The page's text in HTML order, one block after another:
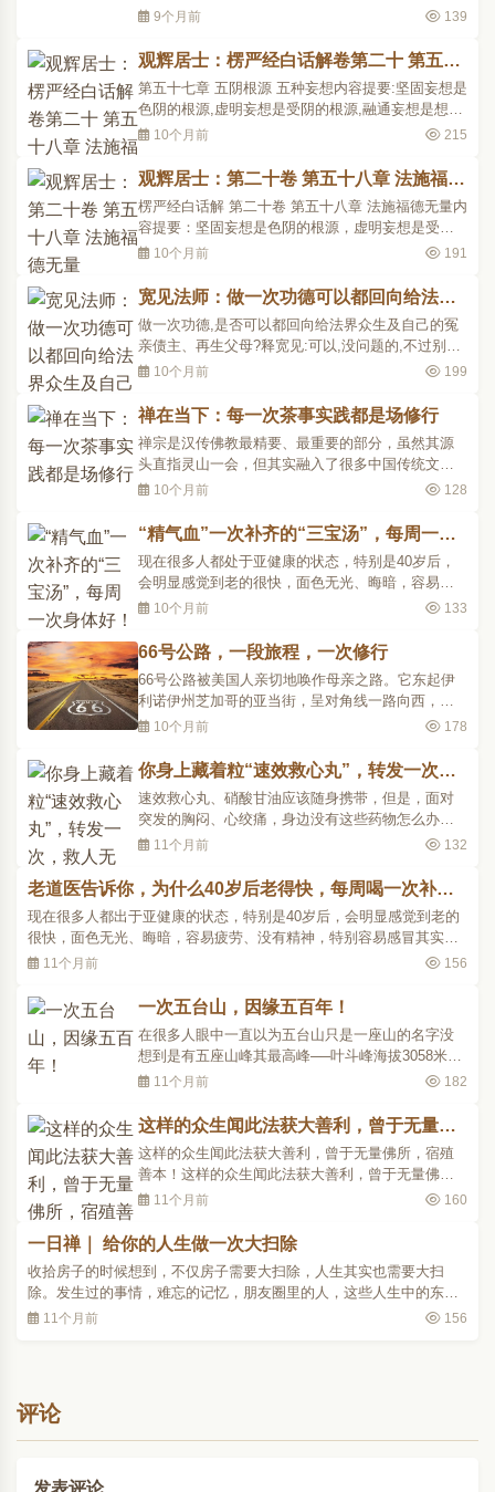
了什么?学佛就是学一种心理平衡，心里不要去争空
心。平衡自己的身心就是要心态好。无量心就是气
量大。有无量心，任何心都能够安抚住。怎么叫任
何心都能安抚住..
9个月前 139
观辉居士：楞严经白话解卷第二十 第五十
八章 法施福德无量
第五十七章 五阴根源 五种妄想内容提要:坚固妄想是
色阴的根源,虚明妄想是受阴的根源,融通妄想是想阴
的根源,幽隐妄想是行阴的根源,颠倒细微精想就是识
际,记与忘是想阴的边际,生与灭是行阴的边际,前四阴
是否湛然是识阴的边际。原文阿难即从座起,闻佛示
诲,..
10个月前 215
观辉居士：第二十卷 第五十八章 法施福德
无量
楞严经白话解 第二十卷 第五十八章 法施福德无量内
容提要：坚固妄想是色阴的根源，虚明妄想是受阴
的根源，融通妄想是想阴的根源，幽隐妄想是行阴
色阴的边际，触及离是受阴的边际，记与忘是想阴
的边际，生与灭是行阴的边际，前四阴是否湛然是
识阴的边际。..
10个月前 191
宽见法师：做一次功德可以都回向给法界
众生及自己的冤亲、再生父母？
做一次功德,是否可以都回向给法界众生及自己的冤
亲债主、再生父母?释宽见:可以,没问题的,不过别把
自己搞得太忙,太忙也受不了的 :)※※:师父说没问题,
回向文有些长,那怎样回向才能令怨亲债主、家人受
益,又不致忙乱呢?释宽见:你之所以把自己搞得太累,
是因..
10个月前 199
禅在当下：每一次茶事实践都是场修行
禅宗是汉传佛教最精要、最重要的部分，虽然其源
头直指灵山一会，但其实融入了很多中国传统文化
内容和人文精神，是完全汉化了的佛法。禅宗强调
完成的。所以禅不离于我们的日常生活，禅就在生
活应用之中，或者说，禅就是生活本身。我们要求
得解脱，要证悟到..
10个月前 128
“精气血”一次补齐的“三宝汤”，每周一次
身体好！
现在很多人都处于亚健康的状态，特别是40岁后，
会明显感觉到老的很快，面色无光、晦暗，容易疲
劳、没有精神，特别容易感冒其实，这些症状就是
能把身体调到最健康的状态呢？道医认为，要从
精、气、血来调节，怎么来调节精、气、血呢？ 小
编今天向各位分享..
10个月前 133
66号公路，一段旅程，一次修行
66号公路被美国人亲切地唤作母亲之路。它东起伊
利诺伊州芝加哥的亚当街，呈对角线一路向西，斜
贯美国大陆至加州洛杉矶的圣莫尼卡太平洋海岸，
世纪上半叶美国最重要的陆路交通命脉，66号公路
随着美国汽车文化被传播到全世界，成为全球最为
风光的一条公路..
10个月前 178
你身上藏着粒“速效救心丸”，转发一次，
救人无数！
速效救心丸、硝酸甘油应该随身携带，但是，面对
突发的胸闷、心绞痛，身边没有这些药物怎么办？
其实，所有的药物都比不过人体的精妙，我们每个
往下看做记录。一、自带救心丸位置：人的手掌正
面拇指根部，下至掌跟，伸开手掌时明显突起的部
位。找到这个位置..
11个月前 132
老道医告诉你，为什么40岁后老得快，每周喝一次补回
来！
现在很多人都出于亚健康的状态，特别是40岁后，会明显感觉到老的
很快，面色无光、晦暗，容易疲劳、没有精神，特别容易感冒其实，
这些症状就是身体在提示您，需要重视了！那怎么做，怎么养才能把
调节~今天介绍的这款药膳，每周喝一次，能..
11个月前 156
一次五台山，因缘五百年！
在很多人眼中一直以为五台山只是一座山的名字没
想到是有五座山峰其最高峰──叶斗峰海拔3058米为
华北地区的最高峰素有华北屋脊之美称五台山因其
分别供奉着文殊菩萨的五个化身又称五方文殊五台
山朝圣朝拜台怀镇黛螺顶的五方文殊为小朝台登五
个台顶朝拜五方..
11个月前 182
这样的众生闻此法获大善利，曾于无量佛
所，宿殖善本！
这样的众生闻此法获大善利，曾于无量佛所，宿殖
善本！这样的众生闻此法获大善利，曾于无量佛
所，宿殖善本! 有殊胜无比的法宝经典名：《月灯三
者月称之《入中论》、《中论释》，及其后继者“寂
天之”《大乘集菩萨学论》等书，皆常引用本经，故
知本经为..
11个月前 160
一日禅｜ 给你的人生做一次大扫除
收拾房子的时候想到，不仅房子需要大扫除，人生其实也需要大扫
除。发生过的事情，难忘的记忆，朋友圈里的人，这些人生中的东西
也应该找一天花时间好好整理一下，该扔的扔了，该留的留着。毕竟
11个月前 156
评论
发表评论